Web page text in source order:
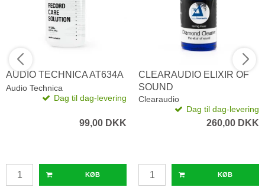
AUDIO TECHNICA AT634A
Audio Technica
Dag til dag-levering
99,00 DKK
KØB
CLEARAUDIO ELIXIR OF
SOUND
Clearaudio
Dag til dag-levering
260,00 DKK
KØB